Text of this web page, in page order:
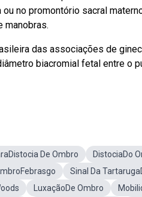
no promontório sacral
manobras.
das associações de
biacromial fetal entre o
De Ombro DistociaDo
Sinal Da
LuxaçãoDe Ombro